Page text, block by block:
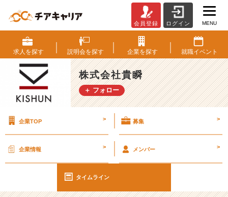
入
社
員
の
成
長
る
【株
式
会員登録 ログイン MENU
求人を探す 説明会を探す 企業を探す 就職イベント
株式会社貴瞬
＋ フォロー
企業TOP > 募集 >
企業情報 > メンバー >
タイムライン